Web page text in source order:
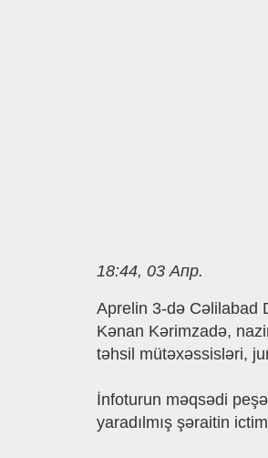
18:44, 03 Апр.
Aprelin 3-də Cəlilabad
Kənan Kərimzadə,
təhsil mütəxəssisləri,
İnfoturun məqsədi
yaradılmış şəraitin